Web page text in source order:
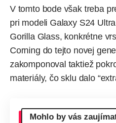
V tomto bode však treba
pri modeli Galaxy S24
Gorilla Glass, konkrétne
Corning do tejto novej
zakomponoval taktiež
materiály, čo sklu dalo
Mohlo by vás